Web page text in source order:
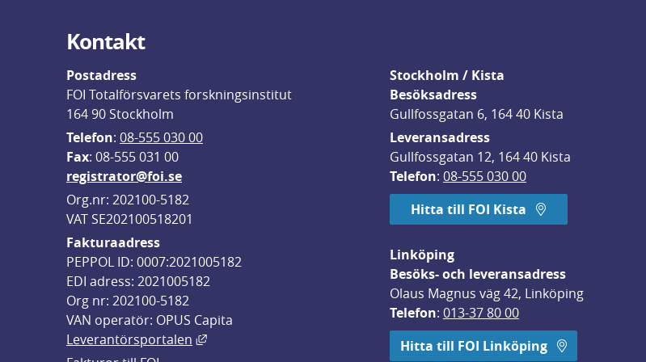
Kontakt
Postadress
FOI Totalförsvarets forskningsinstitut
164 90 Stockholm
Telefon: 08-555 030 00
Fax: 08-555 031 00
registrator@foi.se
Org.nr: 202100-5182
VAT SE202100518201
Fakturaadress
PEPPOL ID: 0007:2021005182
EDI adress: 2021005182
Org nr: 202100-5182
VAN operatör: OPUS Capita
Leverantörsportalen
Länk till annan webbplats, öppnas i nytt fönster.
Stockholm / Kista
Besöksadress
Gullfossgatan 6, 164 40 Kista
Leveransadress
Gullfossgatan 12, 164 40 Kista
Telefon: 08-555 030 00
Hitta till FOI Kista
Linköping
Besöks- och leveransadress
Olaus Magnus väg 42, Linköping
Telefon: 013-37 80 00
Hitta till FOI Linköping